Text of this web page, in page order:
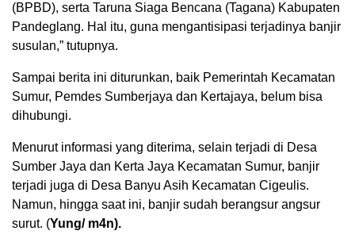
(BPBD), serta Taruna Siaga Bencana (Tagana) Kabupaten
Pandeglang. Hal itu, guna mengantisipasi terjadinya banjir
susulan,” tutupnya.
Sampai berita ini diturunkan, baik Pemerintah Kecamatan
Sumur, Pemdes Sumberjaya dan Kertajaya, belum bisa
dihubungi.
Menurut informasi yang diterima, selain terjadi di Desa
Sumber Jaya dan Kerta Jaya Kecamatan Sumur, banjir
terjadi juga di Desa Banyu Asih Kecamatan Cigeulis.
Namun, hingga saat ini, banjir sudah berangsur angsur
surut. (Yung/ m4n).